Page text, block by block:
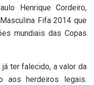
Henrique Cordeiro,
Fifa 2014 que
mundiais das Copas
ter falecido, a valor da
aos herdeiros legais.